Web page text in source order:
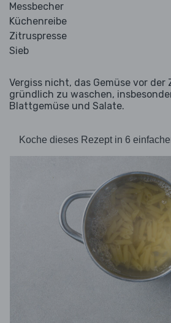
Messbecher
Küchenreibe
Zitruspresse
Sieb
Vergiss nicht, das Gemüse vor der
gründlich zu waschen,
Blattgemüse und Salate.
Koche dieses Rezept in 6